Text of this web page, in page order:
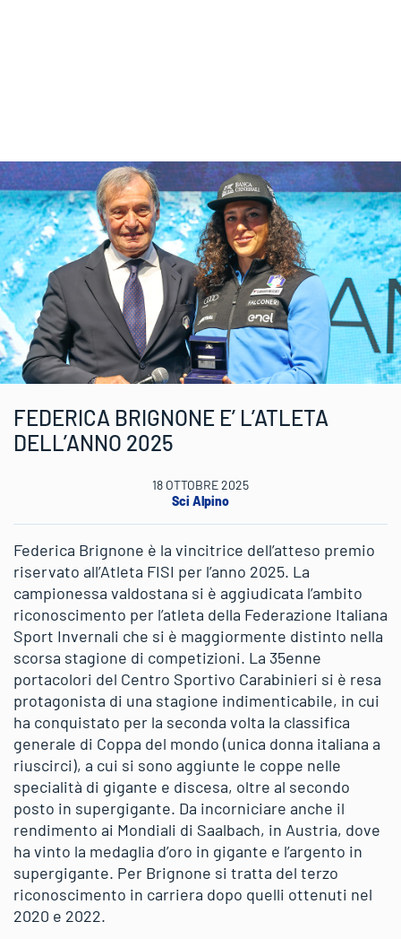
FEDERICA BRIGNONE E’ L’ATLETA
DELL’ANNO 2025
18 OTTOBRE 2025
Sci Alpino
Federica Brignone è la vincitrice dell’atteso premio
riservato all’Atleta FISI per l’anno 2025. La
campionessa valdostana si è aggiudicata l’ambito
riconoscimento per l’atleta della Federazione Italiana
Sport Invernali che si è maggiormente distinto nella
scorsa stagione di competizioni. La 35enne
portacolori del Centro Sportivo Carabinieri si è resa
protagonista di una stagione indimenticabile, in cui
ha conquistato per la seconda volta la classifica
generale di Coppa del mondo (unica donna italiana a
riuscirci), a cui si sono aggiunte le coppe nelle
specialità di gigante e discesa, oltre al secondo
posto in supergigante. Da incorniciare anche il
rendimento ai Mondiali di Saalbach, in Austria, dove
ha vinto la medaglia d’oro in gigante e l’argento in
supergigante. Per Brignone si tratta del terzo
riconoscimento in carriera dopo quelli ottenuti nel
2020 e 2022.